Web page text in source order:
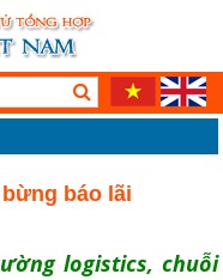
báo lãi
logistics, chuỗi